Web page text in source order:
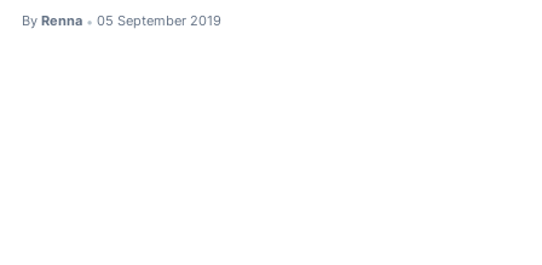
By Renna • 05 September 2019